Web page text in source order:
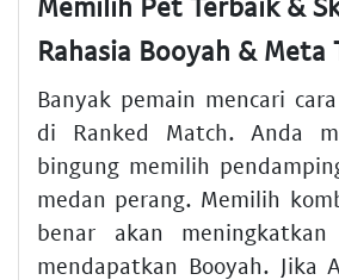
Rahasia Booyah & Meta
Banyak pemain mencari
di Ranked Match. Anda
bingung memilih
medan perang. Memilih
benar akan
mendapatkan Booyah. Jika